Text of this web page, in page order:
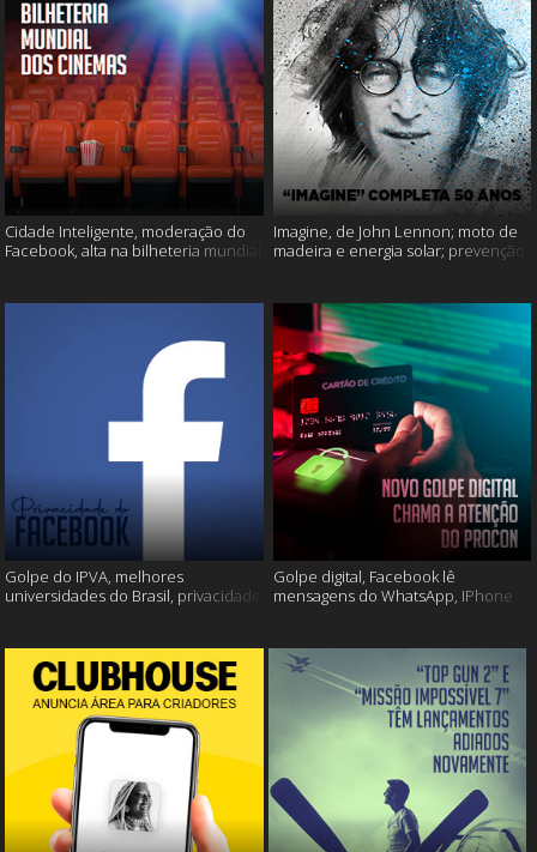
Cidade Inteligente, moderação do
Facebook, alta na bilheteria mundial
Imagine, de John Lennon; moto de
madeira e energia solar; prevenção
Golpe do IPVA, melhores
universidades do Brasil, privacidade
Golpe digital, Facebook lê
mensagens do WhatsApp, IPhone